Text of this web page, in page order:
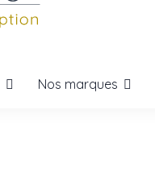
Nos marques